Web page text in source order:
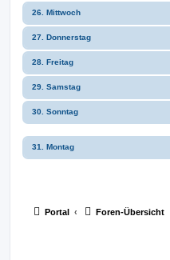
26. Mittwoch
27. Donnerstag
28. Freitag
29. Samstag
30. Sonntag
31. Montag
Portal Foren-Übersicht